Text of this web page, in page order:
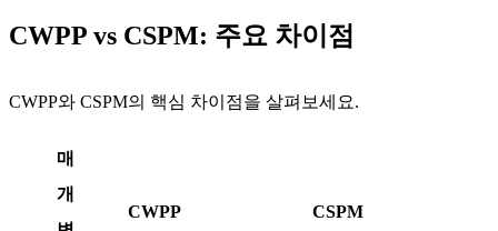
CWPP vs CSPM: 주요 차이점
CWPP와 CSPM의 핵심 차이점을 살펴보세요.
매
개
CWPP CSPM